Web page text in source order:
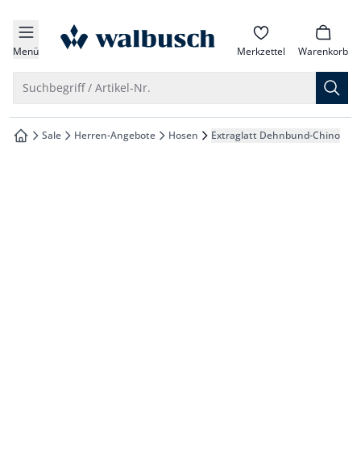
springen
springen
springen
springen
Menü zur Startseite Merkzettel Warenkorb
Suchbegriff / Artikel-Nr.
zur Startseite
Sale Herren-Angebote Hosen Extraglatt Dehnbund-Chino